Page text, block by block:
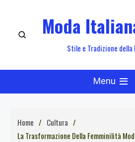
content
Moda
Stile e Tradizione
Menu
Home
Cultura
La Trasformazione Della Femminilità